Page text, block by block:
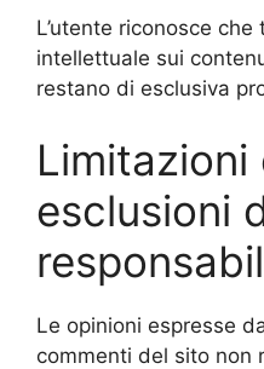
L’utente riconosce
intellettuale sui
restano di esclusiva
Limitazioni
esclusioni
Le opinioni espresse
commenti del sito non